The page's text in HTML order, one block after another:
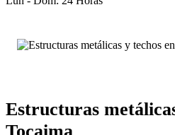
Estructuras